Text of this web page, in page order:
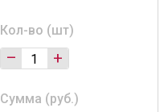
Кол-во (шт)
– +
Сумма (руб.)